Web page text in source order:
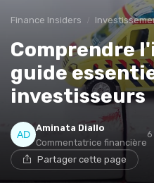
Finance Insiders Investissements
Comprendre
guide
investisseurs
Aminata Diallo
Commentatrice financière
Partager cette page